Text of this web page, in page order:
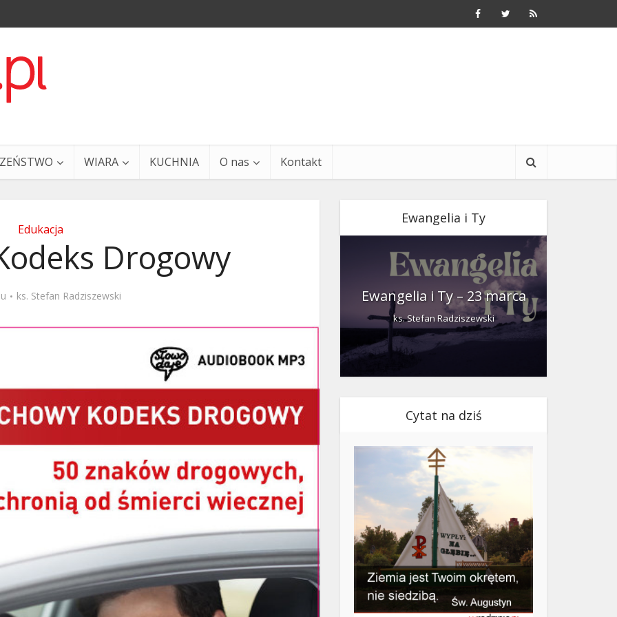
WIARA KUCHNIA O nas Kontakt
Edukacja
Drogowy
ks. Stefan Radziszewski
Ewangelia i Ty
i Ty – 29 grudnia Ewangelia i Ty – 23 marca
ks. Stefan Radziszewski
Cytat na dziś